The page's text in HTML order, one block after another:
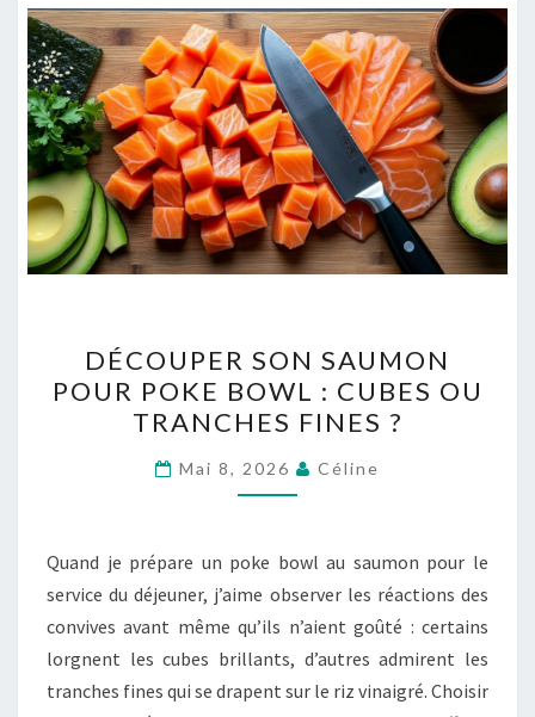
SON
SAUMON
POUR
POKE
BOWL
CUBES
OU
TRANCHES
FINES
?
DÉCOUPER SON SAUMON
POUR POKE BOWL : CUBES OU
TRANCHES FINES ?
Mai 8, 2026 Céline
Quand je prépare un poke bowl au saumon pour le
service du déjeuner, j’aime observer les réactions des
convives avant même qu’ils n’aient goûté : certains
lorgnent les cubes brillants, d’autres admirent les
tranches fines qui se drapent sur le riz vinaigré. Choisir